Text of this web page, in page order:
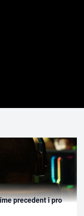
precedent i pro